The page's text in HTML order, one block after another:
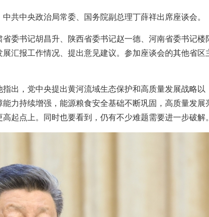
共中央政治局常委、国务院副总理丁薛祥出席座谈会。
委书记胡昌升、陕西省委书记赵一德、河南省委书记楼
汇报工作情况、提出意见建议。参加座谈会的其他省区
出，党中央提出黄河流域生态保护和高质量发展战略以
力持续增强，能源粮食安全基础不断巩固，高质量发展
起点上。同时也要看到，仍有不少难题需要进一步破解